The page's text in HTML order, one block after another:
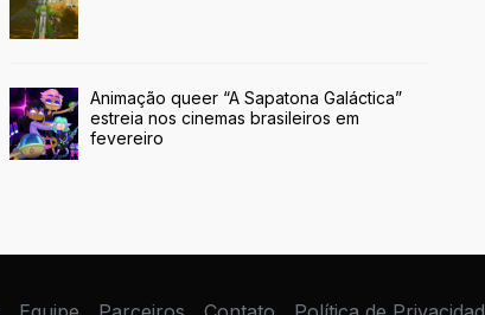
Animação queer “A Sapatona Galáctica”
estreia nos cinemas brasileiros em
fevereiro